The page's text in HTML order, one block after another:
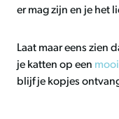
er mag zijn en je het
Laat maar eens zien
je katten op een
blijf je kopjes